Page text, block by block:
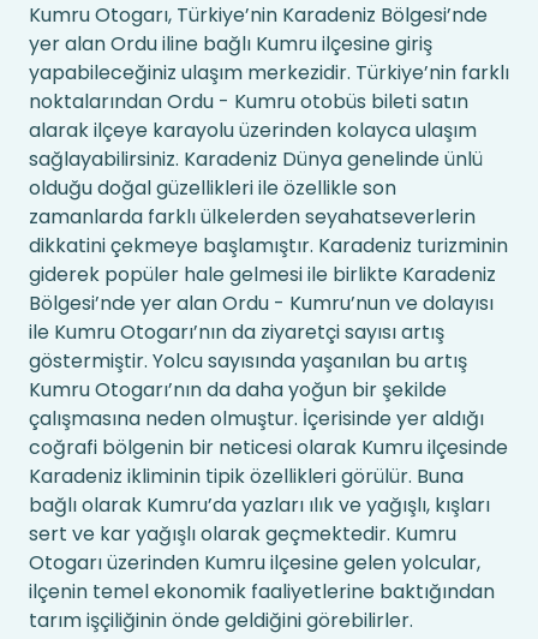
Kumru Otogarı, Türkiye’nin Karadeniz Bölgesi’nde
yer alan Ordu iline bağlı Kumru ilçesine giriş
yapabileceğiniz ulaşım merkezidir. Türkiye’nin farklı
noktalarından Ordu - Kumru otobüs bileti satın
alarak ilçeye karayolu üzerinden kolayca ulaşım
sağlayabilirsiniz. Karadeniz Dünya genelinde ünlü
olduğu doğal güzellikleri ile özellikle son
zamanlarda farklı ülkelerden seyahatseverlerin
dikkatini çekmeye başlamıştır. Karadeniz turizminin
giderek popüler hale gelmesi ile birlikte Karadeniz
Bölgesi’nde yer alan Ordu - Kumru’nun ve dolayısı
ile Kumru Otogarı’nın da ziyaretçi sayısı artış
göstermiştir. Yolcu sayısında yaşanılan bu artış
Kumru Otogarı’nın da daha yoğun bir şekilde
çalışmasına neden olmuştur. İçerisinde yer aldığı
coğrafi bölgenin bir neticesi olarak Kumru ilçesinde
Karadeniz ikliminin tipik özellikleri görülür. Buna
bağlı olarak Kumru’da yazları ılık ve yağışlı, kışları
sert ve kar yağışlı olarak geçmektedir. Kumru
Otogarı üzerinden Kumru ilçesine gelen yolcular,
ilçenin temel ekonomik faaliyetlerine baktığından
tarım işçiliğinin önde geldiğini görebilirler.